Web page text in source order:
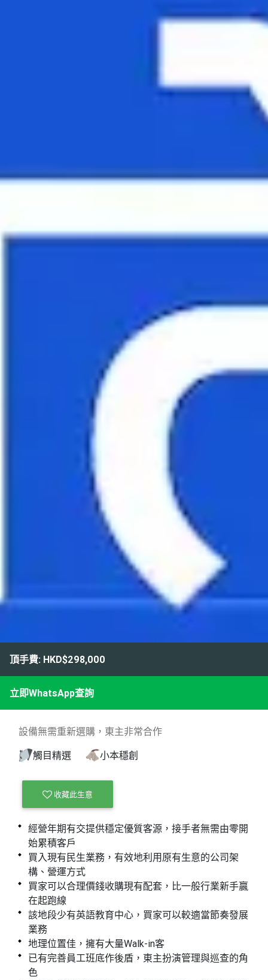
頂手費: HKD$298,000
立即WhatsApp查詢
設備無需重新選購，東主非常合作
觸目精選
小本穩創
收藏此生意
經營年期有交提供穩定優質客源，接手者無需由零開
始累積客戶
買入現有民生業務，有效地利用原有生意的公司架
構、營運方式
買家可以合理價錢收購現有配套，比一般行業新手贏
在起跑線
該地段少有英語教育中心，買家可以較適當節奏發展
業務
地理位置佳，擁有大量Walk-in客
已有完善員工班底作後盾，東主扮演管理與巡查的角
色